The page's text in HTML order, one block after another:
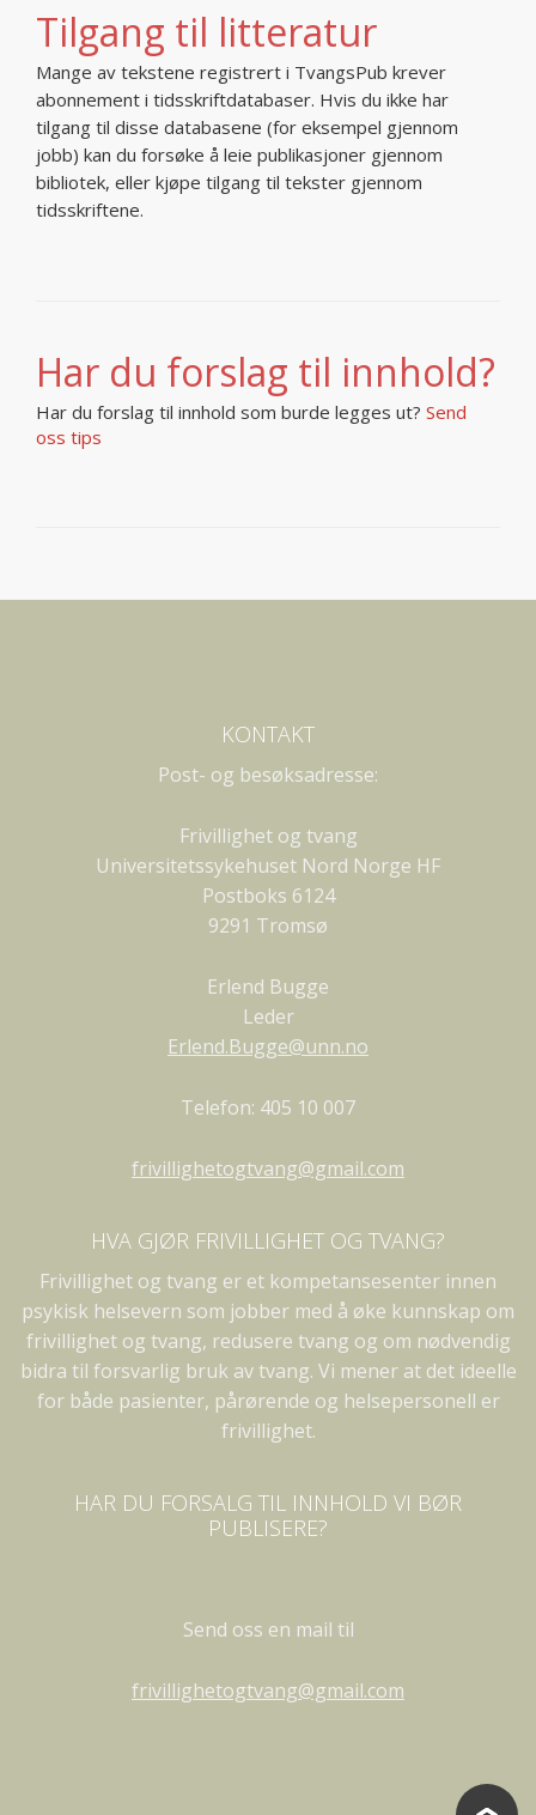
Tilgang til litteratur
Mange av tekstene registrert i TvangsPub krever
abonnement i tidsskriftdatabaser. Hvis du ikke har
tilgang til disse databasene (for eksempel gjennom
jobb) kan du forsøke å leie publikasjoner gjennom
bibliotek, eller kjøpe tilgang til tekster gjennom
tidsskriftene.
Har du forslag til innhold?
Har du forslag til innhold som burde legges ut? Send
oss tips
KONTAKT
Post- og besøksadresse:
Frivillighet og tvang
Universitetssykehuset Nord Norge HF
Postboks 6124
9291 Tromsø
Erlend Bugge
Leder
Erlend.Bugge@unn.no
Telefon: 405 10 007
frivillighetogtvang@gmail.com
HVA GJØR FRIVILLIGHET OG TVANG?
Frivillighet og tvang er et kompetansesenter innen
psykisk helsevern som jobber med å øke kunnskap om
frivillighet og tvang, redusere tvang og om nødvendig
bidra til forsvarlig bruk av tvang. Vi mener at det ideelle
for både pasienter, pårørende og helsepersonell er
frivillighet.
HAR DU FORSALG TIL INNHOLD VI BØR
PUBLISERE?
Send oss en mail til
frivillighetogtvang@gmail.com